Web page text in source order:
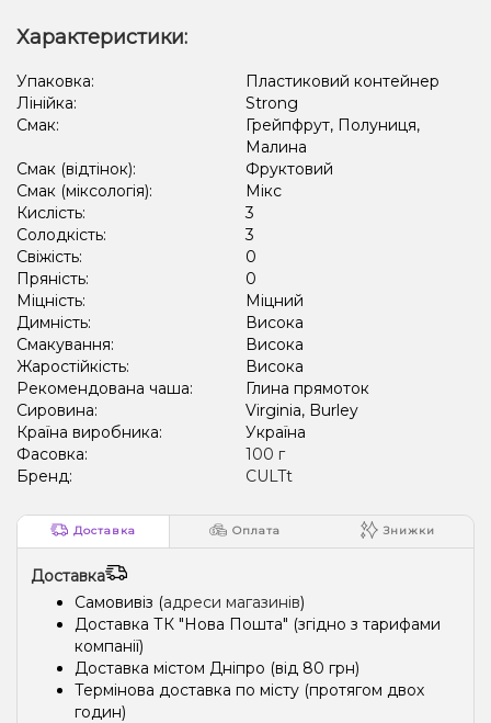
Яблуко, Лід/Холодок
Характеристики:
Упаковка:
Пластиковий контейнер
Лінійка:
Strong
Смак:
Грейпфрут, Полуниця,
Малина
Смак (відтінок):
Фруктовий
Смак (міксологія):
Мікс
Кислість:
3
Солодкість:
3
Свіжість:
0
Пряність:
0
Міцність:
Міцний
Димність:
Висока
Смакування:
Висока
Жаростійкість:
Висока
Рекомендована чаша:
Глина прямоток
Сировина:
Virginia, Burley
Країна виробника:
Україна
Фасовка:
100 г
Бренд:
CULTt
Доставка Оплата Знижки
Доставка
Самовивіз (адреси магазинів)
Доставка ТК "Нова Пошта" (згідно з тарифами
компанії)
Доставка містом Дніпро (від 80 грн)
Термінова доставка по місту (протягом двох
годин)